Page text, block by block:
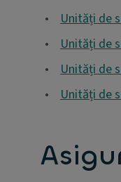
•
Unități de
•
Unități de
•
Unități de
•
Unități de